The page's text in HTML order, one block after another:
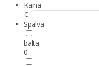
Kaina
€
Spalva
balta
0